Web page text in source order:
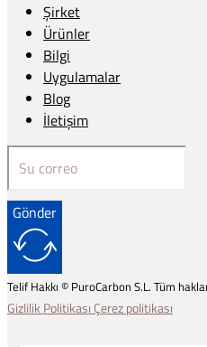
Şirket
Ürünler
Bilgi
Uygulamalar
Blog
İletişim
Gönder
Telif Hakkı © PuroCarbon S.L. Tüm
Gizlilik Politikası Çerez politikası